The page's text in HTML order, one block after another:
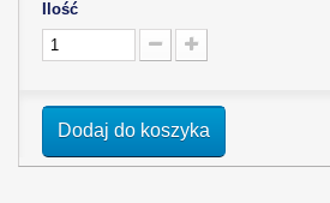
Ilość
Dodaj do koszyka